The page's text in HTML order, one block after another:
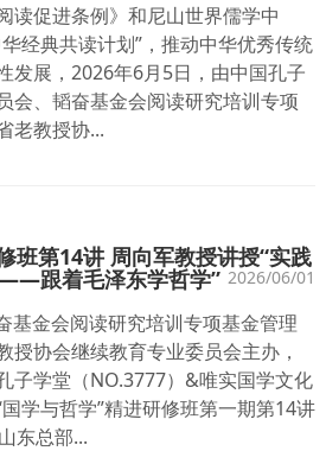
读促进条例》和尼山世界儒学中
经典共读计划”，推动中华优秀传统
发展，2026年6月5日，由中国孔子
会、韬奋基金会阅读研究培训专项
老教授协...
班第14讲 周向军教授讲授“实践
跟着毛泽东学哲学” 2026/06/01
基金会阅读研究培训专项基金管理
授协会继续教育专业委员会主办，
子学堂（NO.3777）&唯实国学文化
学与哲学”精进研修班第一期第14讲
东总部...